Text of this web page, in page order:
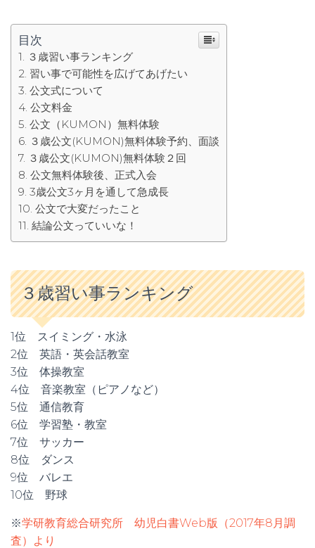
目次
３歳習い事ランキング
習い事で可能性を広げてあげたい
公文式について
公文料金
公文（KUMON）無料体験
３歳公文(KUMON)無料体験予約、面談
３歳公文(KUMON)無料体験２回
公文無料体験後、正式入会
3歳公文3ヶ月を通して急成長
公文で大変だったこと
結論公文っていいな！
３歳習い事ランキング
1位 スイミング・水泳
2位 英語・英会話教室
3位 体操教室
4位 音楽教室（ピアノなど）
5位 通信教育
6位 学習塾・教室
7位 サッカー
8位 ダンス
9位 バレエ
10位 野球
※学研教育総合研究所 幼児白書Web版（2017年8月調
査）より